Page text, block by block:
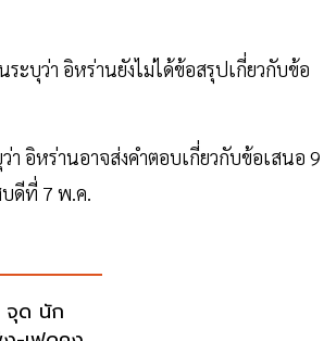
ระบุว่า อิหร่านยังไม่ได้ข้อสรุปเกี่ยวกับข้อ
า อิหร่านอาจส่งคำตอบเกี่ยวกับข้อเสนอ 9
บดีที่ 7 พ.ค.
จุด นัก